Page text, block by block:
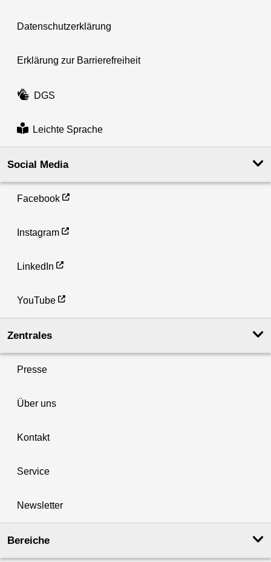
Datenschutzerklärung
Erklärung zur Barrierefreiheit
DGS
Leichte Sprache
Social Media
Facebook
Instagram
LinkedIn
YouTube
Zentrales
Presse
Über uns
Kontakt
Service
Newsletter
Bereiche